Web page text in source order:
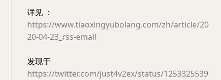
详见 ：
https://www.tiaoxingyubolang.com/zh/article/20
20-04-23_rss-email
发现于
https://twitter.com/just4v2ex/status/1253325539